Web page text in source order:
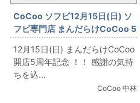
CoCoo ソフビ12月15日(日) ソ
フビ専門店 まんだらけCoCoo 5
周年記念 「バンダイ スタンダー
ドサイズ アイアンキング 面替え
赤成型 260mm」
12月15日(日) まんだらけCoCoo
開店5周年記念 ！！ 感謝の気持
ちを込...
CoCoo 中林